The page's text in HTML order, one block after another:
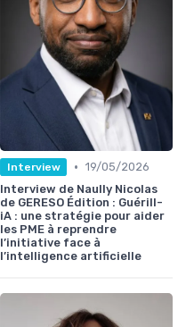
Interview • 19/05/2026
Interview de Naully Nicolas
de GERESO Édition : Guérill-
iA : une stratégie pour aider
les PME à reprendre
l’initiative face à
l’intelligence artificielle